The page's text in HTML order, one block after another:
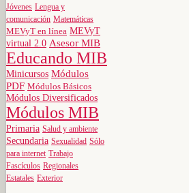
Jóvenes Lengua y
comunicación Matemáticas
MEVyT en línea MEVyT
virtual 2.0 Asesor MIB
Educando MIB
Minicursos Módulos
PDF Módulos Básicos
Módulos Diversificados
Módulos MIB
Primaria Salud y ambiente
Secundaria Sexualidad Sólo
para internet Trabajo
Fascículos Regionales
Estatales Exterior